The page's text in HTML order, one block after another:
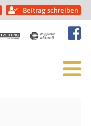
Beitrag schreiben